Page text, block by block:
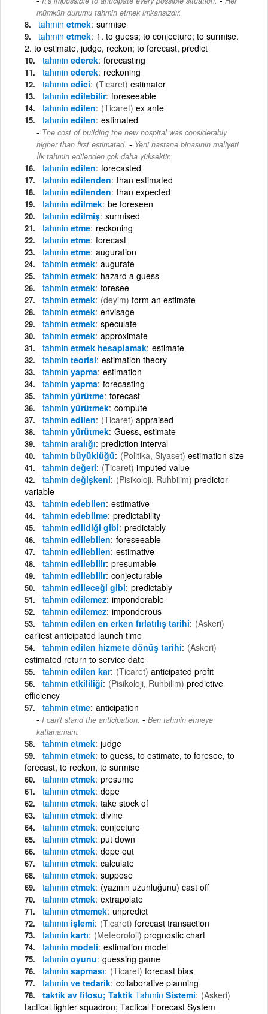
mümkün durumu tahmin etmek imkansızdır.
tahmin etmek surmise
tahmin etmek 1. to guess; to conjecture; to surmise.
2. to estimate, judge, reckon; to forecast, predict
tahmin ederek forecasting
tahmin ederek reckoning
tahmin edici (Ticaret) estimator
tahmin edilebilir foreseeable
tahmin edilen (Ticaret) ex ante
tahmin edilen estimated
The cost of building the new hospital was considerably
higher than first estimated. - Yeni hastane binasının maliyeti
İlk tahmin edilenden çok daha yüksektir.
tahmin edilen forecasted
tahmin edilenden than estimated
tahmin edilenden than expected
tahmin edilmek be foreseen
tahmin edilmiş surmised
tahmin etme reckoning
tahmin etme forecast
tahmin etme auguration
tahmin etmek augurate
tahmin etmek hazard a guess
tahmin etmek foresee
tahmin etmek (deyim) form an estimate
tahmin etmek envisage
tahmin etmek speculate
tahmin etmek approximate
tahmin etmek hesaplamak estimate
tahmin teorisi estimation theory
tahmin yapma estimation
tahmin yapma forecasting
tahmin yürütme forecast
tahmin yürütmek compute
tahmin edilen (Ticaret) appraised
tahmin yürütmek Guess, estimate
tahmin aralığı prediction interval
tahmin büyüklüğü (Politika, Siyaset) estimation size
tahmin değeri (Ticaret) imputed value
tahmin değişkeni (Pisikoloji, Ruhbilim) predictor
variable
tahmin edebilen estimative
tahmin edebilme predictability
tahmin edildiği gibi predictably
tahmin edilebilen foreseeable
tahmin edilebilen estimative
tahmin edilebilir presumable
tahmin edilebilir conjecturable
tahmin edileceği gibi predictably
tahmin edilemez imponderable
tahmin edilemez imponderous
tahmin edilen en erken fırlatılış tarihi (Askeri)
earliest anticipated launch time
tahmin edilen hizmete dönüş tarihi (Askeri)
estimated return to service date
tahmin edilen kar (Ticaret) anticipated profit
tahmin etkililiği (Pisikoloji, Ruhbilim) predictive
efficiency
tahmin etme anticipation
I can't stand the anticipation. - Ben tahmin etmeye
katlanamam.
tahmin etmek judge
tahmin etmek to guess, to estimate, to foresee, to
forecast, to reckon, to surmise
tahmin etmek presume
tahmin etmek dope
tahmin etmek take stock of
tahmin etmek divine
tahmin etmek conjecture
tahmin etmek put down
tahmin etmek dope out
tahmin etmek calculate
tahmin etmek suppose
tahmin etmek (yazının uzunluğunu) cast off
tahmin etmek extrapolate
tahmin etmemek unpredict
tahmin işlemi (Ticaret) forecast transaction
tahmin kartı (Meteoroloji) prognostic chart
tahmin modeli estimation model
tahmin oyunu guessing game
tahmin sapması (Ticaret) forecast bias
tahmin ve tedarik collaborative planning
taktik av filosu; Taktik Tahmin Sistemi (Askeri)
tactical fighter squadron; Tactical Forecast System